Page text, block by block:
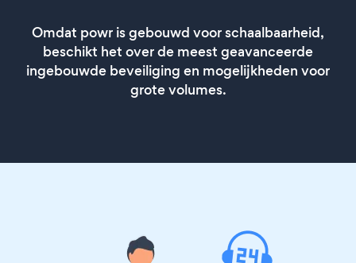
Omdat powr is gebouwd voor schaalbaarheid,
beschikt het over de meest geavanceerde
ingebouwde beveiliging en mogelijkheden voor
grote volumes.